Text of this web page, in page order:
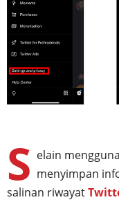
S elain
menyimpan
salinan riwayat